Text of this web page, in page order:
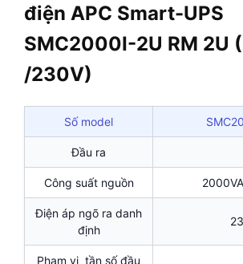
điện APC Smart-UPS
SMC2000I-2U RM 2U
/230V)
Số model
Đầu ra
Công suất nguồn
Điện áp ngõ ra danh
định
Phạm vi tần số đầu